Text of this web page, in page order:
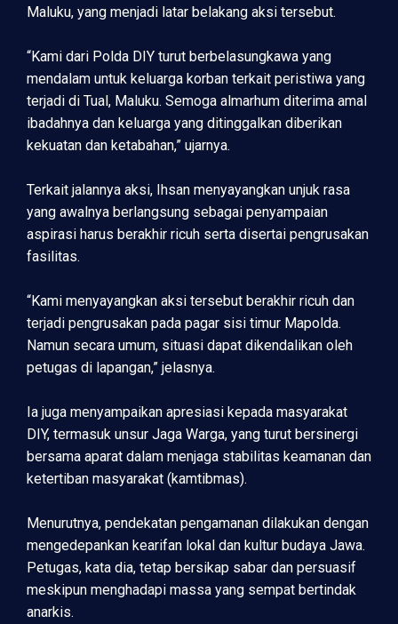
Maluku, yang menjadi latar belakang aksi tersebut.
“Kami dari Polda DIY turut berbelasungkawa yang
mendalam untuk keluarga korban terkait peristiwa yang
terjadi di Tual, Maluku. Semoga almarhum diterima amal
ibadahnya dan keluarga yang ditinggalkan diberikan
kekuatan dan ketabahan,” ujarnya.
Terkait jalannya aksi, Ihsan menyayangkan unjuk rasa
yang awalnya berlangsung sebagai penyampaian
aspirasi harus berakhir ricuh serta disertai pengrusakan
fasilitas.
“Kami menyayangkan aksi tersebut berakhir ricuh dan
terjadi pengrusakan pada pagar sisi timur Mapolda.
Namun secara umum, situasi dapat dikendalikan oleh
petugas di lapangan,” jelasnya.
Ia juga menyampaikan apresiasi kepada masyarakat
DIY, termasuk unsur Jaga Warga, yang turut bersinergi
bersama aparat dalam menjaga stabilitas keamanan dan
ketertiban masyarakat (kamtibmas).
Menurutnya, pendekatan pengamanan dilakukan dengan
mengedepankan kearifan lokal dan kultur budaya Jawa.
Petugas, kata dia, tetap bersikap sabar dan persuasif
meskipun menghadapi massa yang sempat bertindak
anarkis.